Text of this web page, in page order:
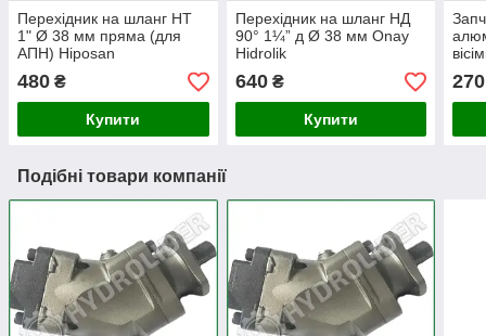
Перехідник на шланг НТ
1" Ø 38 мм пряма (для
АПН) Hiposan
480 ₴
Купити
Перехідник на шланг НД
90° 1¼” д Ø 38 мм Onay
Hidrolik
640₴
Купити
270
Подібні товари компанії